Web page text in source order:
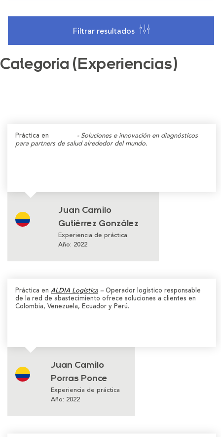
Filtrar resultados
Categoría (Experiencias)
Práctica en
- Soluciones e innovación en diagnósticos
para partners de salud alrededor del mundo.
Juan Camilo
Gutiérrez González
Experiencia de práctica
Año: 2022
Práctica en ALDIA Logística –Operador logístico responsable
de la red de abastecimiento ofrece soluciones a clientes en
Colombia, Venezuela, Ecuador y Perú.
Juan Camilo
Porras Ponce
Experiencia de práctica
Año: 2022